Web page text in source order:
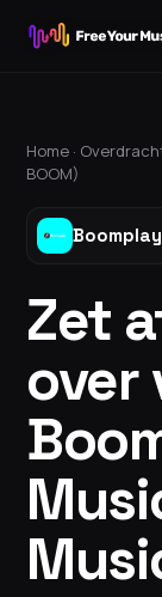
Home ·
BOOM)
Boomplay
Zet
over